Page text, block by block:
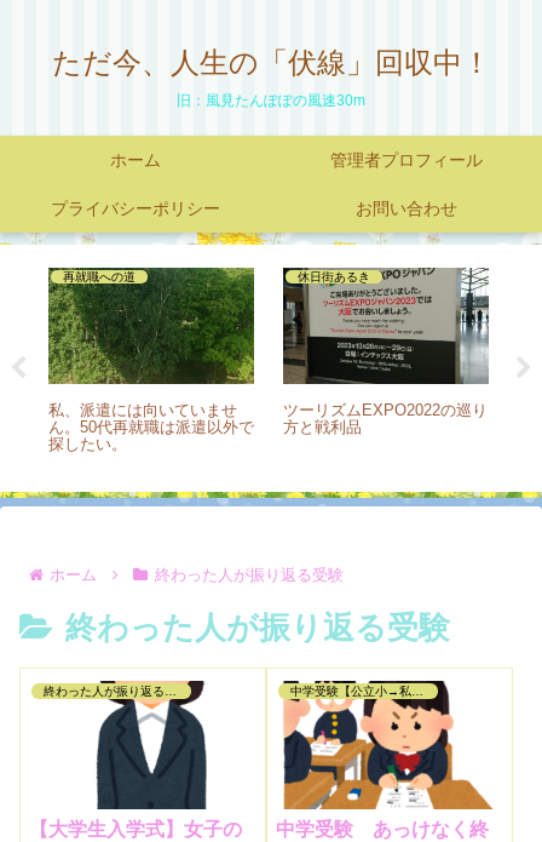
ただ今、人生の「伏線」回収中！
旧：風見たんぽぽの風速30m
ホーム 管理者プロフィール
プライバシーポリシー お問い合わせ
再就職への道
私、派遣には向いていませ
ん。50代再就職は派遣以外で
探したい。
休日街あるき
ツーリズムEXPO2022の巡り
方と戦利品
ホーム 終わった人が振り返る受験
終わった人が振り返る受験
【大学生入学式】女子の
中学受験 あっけなく終